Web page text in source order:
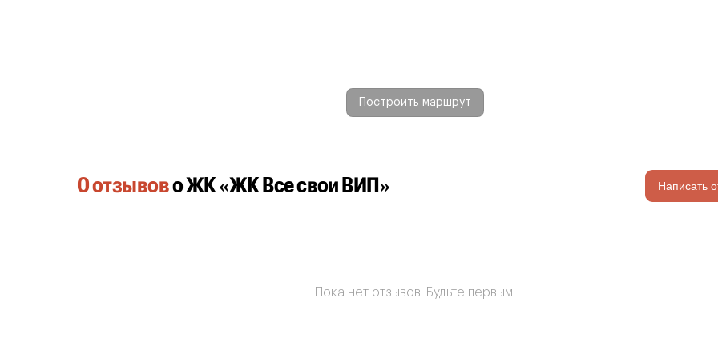
Построить маршрут
0 отзывово ЖК «ЖК Все свои ВИП» Написать
Пока нет отзывов. Будьте первым!